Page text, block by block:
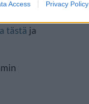
Access Privacy Policy
tästä ja